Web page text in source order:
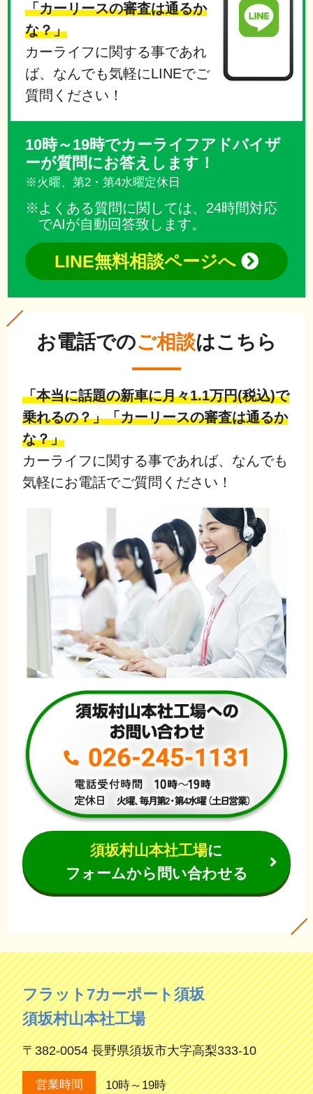
「カーリースの審査は通るか
な？」
カーライフに関する事であれ
ば、なんでも気軽にLINEでご
質問ください！
10時～19時でカーライフアドバイザ
ーが質問にお答えします！
※火曜、第2・第4水曜定休日
よくある質問に関しては、24時間対応
でAIが自動回答致します。
LINE無料相談ページへ
お電話でのご相談はこちら
「本当に話題の新車に月々1.1万円(税込)で
乗れるの？」「カーリースの審査は通るか
な？」
カーライフに関する事であれば、なんでも
気軽にお電話でご質問ください！
須坂村山本社工場に
フォームから問い合わせる
フラット7カーポート須坂
須坂村山本社工場
〒382-0054 長野県須坂市大字高梨333-10
営業時間 10時～19時